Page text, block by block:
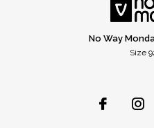
No Way
Size